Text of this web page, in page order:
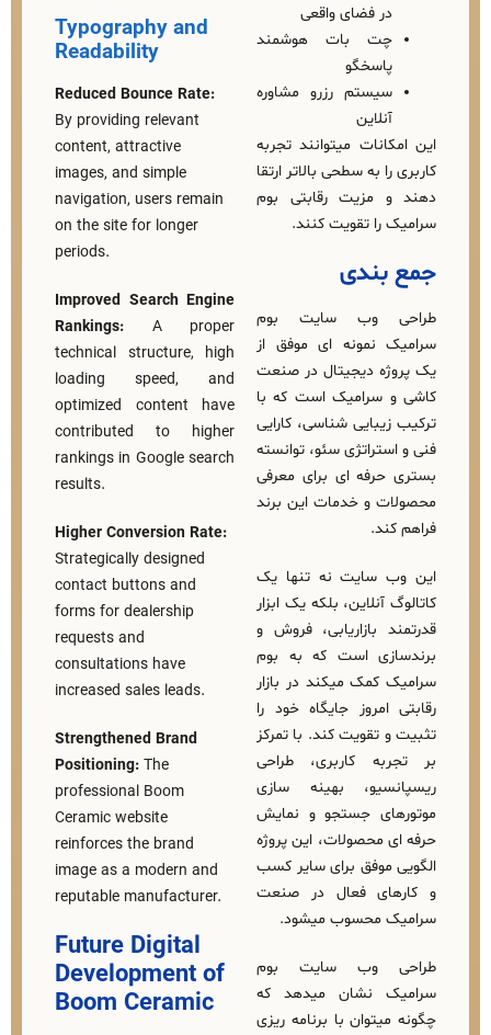
بات هوشمند
رزرو مشاوره
میتوانند تجربه
به سطحی بالاتر ارتقا
مزیت رقابتی بوم
تقویت کنند.
وب‌ سایت بوم
نمونه‌ ای موفق از
دیجیتال در صنعت
سرامیک است که با
شناسی، کارایی
سئو، توانسته
ای برای معرفی
و خدمات این برند
سایت نه‌ تنها یک
بلکه یک ابزار
بازاریابی، فروش و
است که به بوم
میکند در بازار
جایگاه خود را
تقویت کند. با تمرکز
کاربری، طراحی
بهینه‌ سازی
جستجو و نمایش
محصولات، این پروژه
برای سایر کسب‌
فعال در صنعت
محسوب میشود.
وب‌ سایت بوم
نشان میدهد که
با برنامه‌ ریزی
Typography and
Readability
Reduced Bounce Rate:
By providing relevant
content, attractive
images, and simple
navigation, users remain
on the site for longer
Improved Search Engine
Rankings:A proper
technical structure, high
loading speed, and
optimized content have
contributed to higher
rankings in Google search
Higher Conversion Rate:
Strategically designed
contact buttons and
forms for dealership
consultations have
increased sales leads.
Strengthened Brand
Positioning:
The
professional Boom
Ceramic website
reinforces the brand
image as a modern and
reputable manufacturer.
Future Digital
Development of
Boom Ceramic